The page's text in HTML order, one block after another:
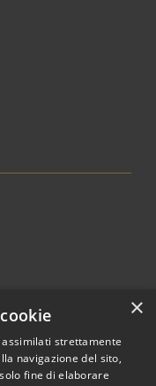
×
strettamente
navigazione del sito,
fine di elaborare